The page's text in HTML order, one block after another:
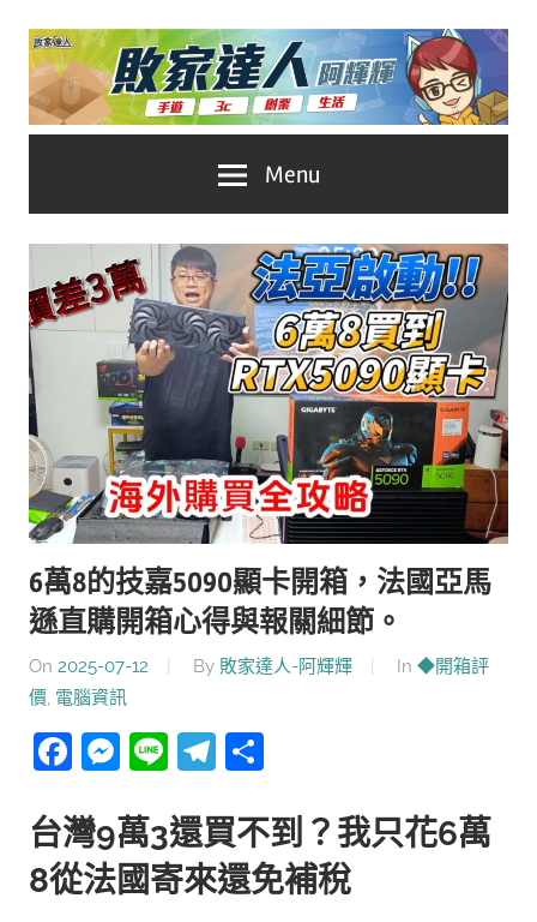
Skip
content
家
達
人
推
薦
No.1
遊
科
技
自
媒
體。
Menu
6萬8的技嘉5090顯卡開箱，法國亞馬
遜直購開箱心得與報關細節。
On 2025-07-12 By 敗家達人-阿輝輝 In ◆開箱評
價, 電腦資訊
Facebook
Messenger
LineTelegram
台灣9萬3還買不到？我只花6萬
8從法國寄來還免補稅